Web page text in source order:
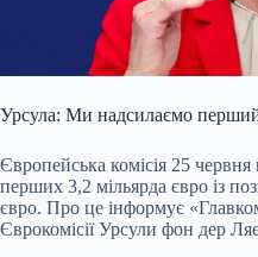
Урсула: Ми надсилаємо перший
Європейська комісія 25
перших 3,2 мільярда євро із
євро. Про це інформує
Єврокомісії Урсули фон дер